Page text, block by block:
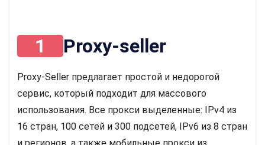
1 Proxy-seller
Proxy-Seller предлагает простой и недорогой
сервис, который подходит для массового
использования. Все прокси выделенные: IPv4 из
16 стран, 100 сетей и 300 подсетей, IPv6 из 8 стран